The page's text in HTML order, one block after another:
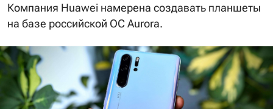
Компания Huawei намерена создавать планшеты
на базе российской ОС Aurora.